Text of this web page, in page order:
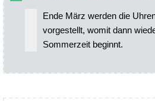
Ende März werden die
vorgestellt, womit dann
Sommerzeit beginnt.